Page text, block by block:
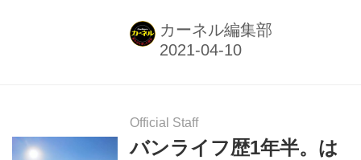
ベースの歴代キャンパ...
ンプに大活躍。レトロなヨーロピ
アンテイストの外観とウッディで
カーネル編集部
Official Staff
バンライフ歴1年半。は